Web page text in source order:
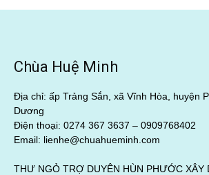
Chùa Huệ Minh
Địa chỉ: ấp Trảng Sắn, xã Vĩnh Hòa, huyện
Dương
Điện thoại: 0274 367 3637 – 0909768402
Email: lienhe@chuahueminh.com
THƯ NGỎ TRỢ DUYÊN HÙN PHƯỚC XÂY